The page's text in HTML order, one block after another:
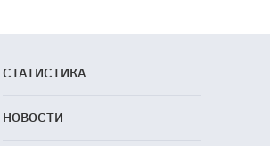
СТАТИСТИКА
НОВОСТИ